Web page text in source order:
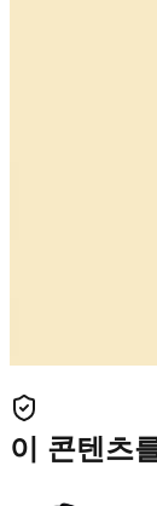
이 콘텐츠